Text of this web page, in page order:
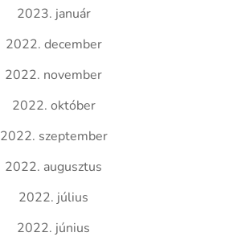
2023. január
2022. december
2022. november
2022. október
2022. szeptember
2022. augusztus
2022. július
2022. június